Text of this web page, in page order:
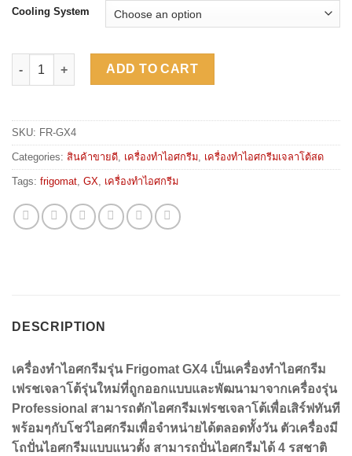
Cooling System
FRIGOMAT GX4 quantity
ADD TO CART
SKU: FR-GX4
Categories: สินค้าขายดี, เครื่องทำไอศกรีม, เครื่องทำไอศกรีมเจลาโต้สด
Tags: frigomat, GX, เครื่องทำไอศกรีม
DESCRIPTION
เครื่องทำไอศกรีมรุ่น Frigomat GX4 เป็นเครื่องทำไอศกรีม
เฟรชเจลาโต้รุ่นใหม่ที่ถูกออกแบบและพัฒนามาจากเครื่องรุ่น
Professional สามารถตักไอศกรีมเฟรชเจลาโต้เพื่อเสิร์ฟทันที
พร้อมๆกับโชว์ไอศกรีมเพื่อจำหน่ายได้ตลอดทั้งวัน ตัวเครื่องมี
โถปั่นไอศกรีมแบบแนวตั้ง สามารถปั่นไอศกรีมได้ 4 รสชาติ